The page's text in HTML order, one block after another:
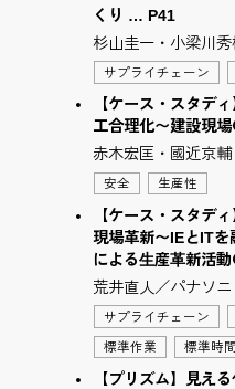
くり … P41
杉山圭一・小梁川
サプライチェーン
【ケース・スタデ
工合理化〜建設現
赤木宏匡・國近京
安全 生産性
【ケース・スタデ
現場革新〜IEとITを
による⽣産⾰新活
荒井直人／パナソ
サプライチェーン
標準作業 標準時間
【プリズム】見え